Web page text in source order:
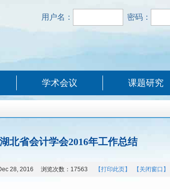
用户名： 密码：
学术会议 课题研究
湖北省会计学会2016年工作总结
28, 2016 浏览次数： 17563 【打印此页】 【关闭窗口】